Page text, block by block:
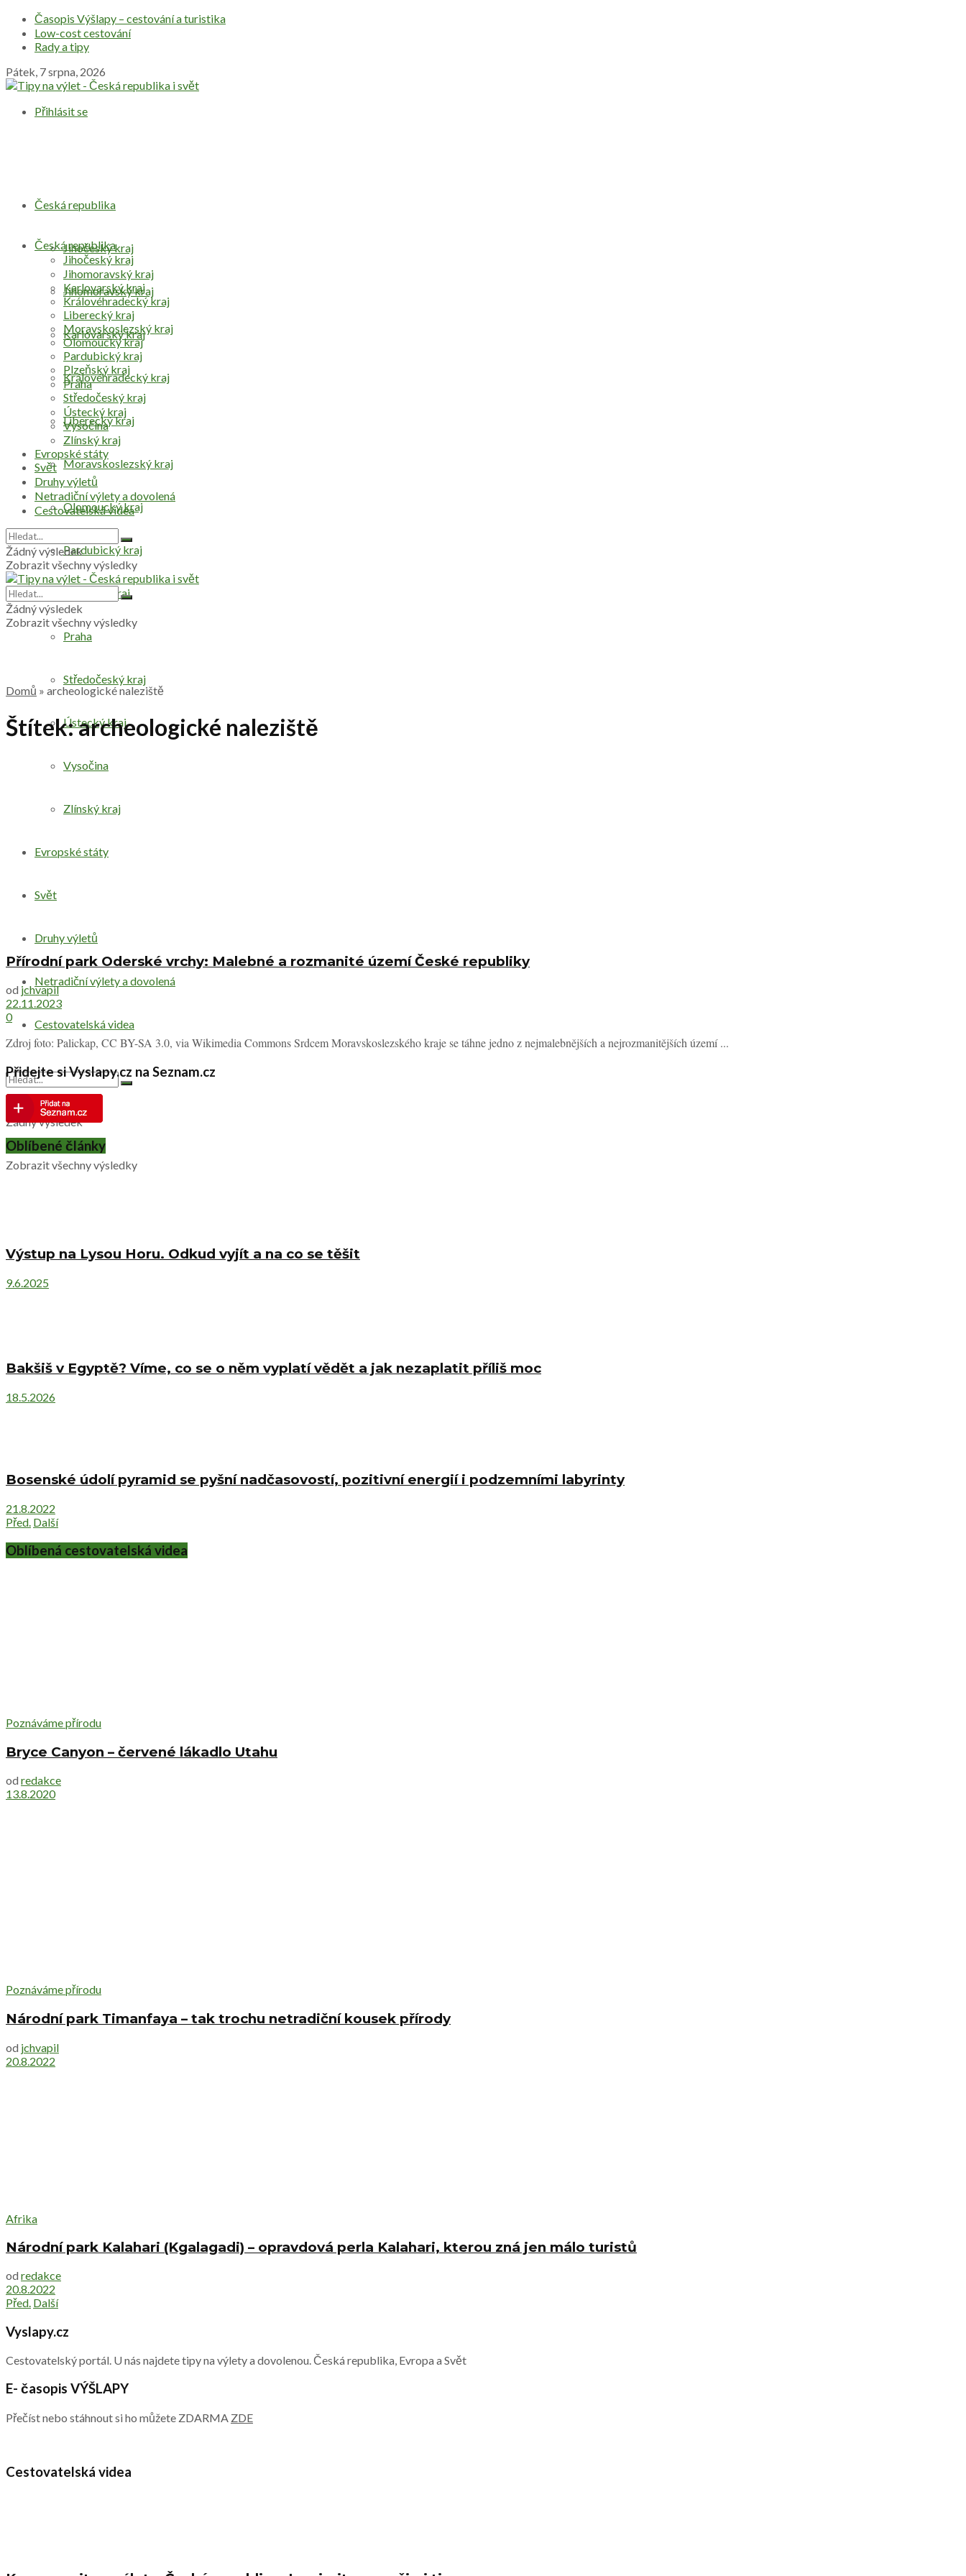
Časopis Výšlapy – cestování a turistika
Low-cost cestování
Rady a tipy
Pátek, 7 srpna, 2026
Přihlásit se
Česká republika
Jihočeský kraj
Jihomoravský kraj
Karlovarský kraj
Královéhradecký kraj
Liberecký kraj
Moravskoslezský kraj
Olomoucký kraj
Pardubický kraj
Plzeňský kraj
Praha
Středočeský kraj
Ústecký kraj
Vysočina
Zlínský kraj
Evropské státy
Svět
Druhy výletů
Netradiční výlety a dovolená
Cestovatelská videa
Žádný výsledek
Zobrazit všechny výsledky
Česká republika
Jihočeský kraj
Jihomoravský kraj
Karlovarský kraj
Královéhradecký kraj
Liberecký kraj
Moravskoslezský kraj
Olomoucký kraj
Pardubický kraj
Plzeňský kraj
Praha
Středočeský kraj
Ústecký kraj
Vysočina
Zlínský kraj
Evropské státy
Svět
Druhy výletů
Netradiční výlety a dovolená
Cestovatelská videa
Žádný výsledek
Zobrazit všechny výsledky
Žádný výsledek
Zobrazit všechny výsledky
Domů » archeologické naleziště
Štítek:archeologické naleziště
Přírodní park Oderské vrchy: Malebné a rozmanité území České republiky
od jchvapil
22.11.2023
0
Zdroj foto: Palickap, CC BY-SA 3.0, via Wikimedia Commons Srdcem Moravskoslezského kraje se táhne jedno z nejmalebnějších a nejrozmanitějších území ...
Přidejte si Vyslapy.cz na Seznam.cz
Oblíbené články
Výstup na Lysou Horu. Odkud vyjít a na co se těšit
9.6.2025
Bakšiš v Egyptě? Víme, co se o něm vyplatí vědět a jak nezaplatit příliš moc
18.5.2026
Bosenské údolí pyramid se pyšní nadčasovostí, pozitivní energií i podzemními labyrinty
21.8.2022
Před. Další
Oblíbená cestovatelská videa
Poznáváme přírodu
Bryce Canyon – červené lákadlo Utahu
od redakce
13.8.2020
Poznáváme přírodu
Národní park Timanfaya – tak trochu netradiční kousek přírody
od jchvapil
20.8.2022
Afrika
Národní park Kalahari (Kgalagadi) – opravdová perla Kalahari, kterou zná jen málo turistů
od redakce
20.8.2022
Před. Další
Vyslapy.cz
Cestovatelský portál. U nás najdete tipy na výlety a dovolenou. Česká republika, Evropa a Svět
E- časopis VÝŠLAPY
Přečíst nebo stáhnout si ho můžete ZDARMA ZDE
Cestovatelská videa